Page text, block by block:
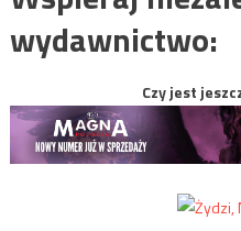
wydawnictwo:
Czy jest